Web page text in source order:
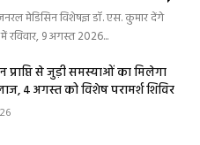
मेडिसिन विशेषज्ञ डॉ. एस. कुमार देंगे
रविवार, 9 अगस्त 2026...
प्राप्ति से जुड़ी समस्याओं का मिलेगा
4 अगस्त को विशेष परामर्श शिविर